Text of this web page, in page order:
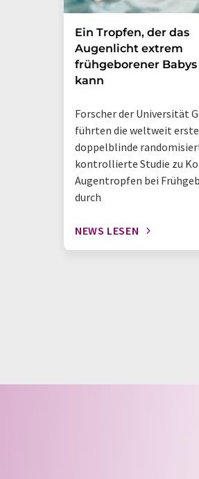
Ein Tropfen, der das
Augenlicht extrem
frühgeborener
kann
Forscher der Universität
führten die weltweit erste
doppelblinde
kontrollierte Studie zu
Augentropfen bei
durch
NEWS LESEN